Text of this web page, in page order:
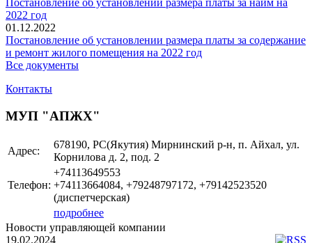
Постановление об установлении размера платы за найм на
2022 год
01.12.2022
Постановление об установлении размера платы за содержание
и ремонт жилого помещения на 2022 год
Все документы
Контакты
МУП "АПЖХ"
Адрес:
678190, РС(Якутия) Мирнинский р-н, п. Айхал, ул.
Корнилова д. 2, под. 2
Телефон:
+74113649553
+74113664084, +79248797172, +79142523520
(диспетчерская)
подробнее
Новости управляющей компании
19.02.2024